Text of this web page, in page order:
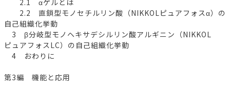
2.2 直鎖型モノセチルリン酸（NIKKOLピュアフォスα）の
自己組織化挙動
3 β分岐型モノヘキサデシルリン酸アルギニン（NIKKOL
ピュアフォスLC）の自己組織化挙動
4 おわりに
第3編 機能と応用